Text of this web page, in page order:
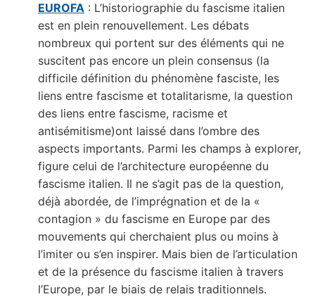
EUROFA: L’historiographie du fascisme italien
est en plein renouvellement. Les débats
nombreux qui portent sur des éléments qui ne
suscitent pas encore un plein consensus (la
difficile définition du phénomène fasciste, les
liens entre fascisme et totalitarisme, la question
des liens entre fascisme, racisme et
antisémitisme)ont laissé dans l’ombre des
aspects importants. Parmi les champs à explorer,
figure celui de l’architecture européenne du
fascisme italien. Il ne s’agit pas de la question,
déjà abordée, de l’imprégnation et de la «
contagion » du fascisme en Europe par des
mouvements qui cherchaient plus ou moins à
l’imiter ou s’en inspirer. Mais bien de l’articulation
et de la présence du fascisme italien à travers
l’Europe, par le biais de relais traditionnels.